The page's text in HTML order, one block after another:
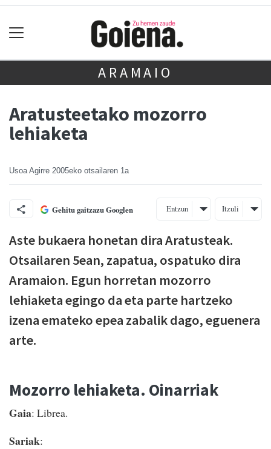
ARAMAIO
Aratusteetako mozorro
lehiaketa
Usoa Agirre 2005eko otsailaren 1a
Gehitu gaitzazu Googlen Entzun Itzuli
Aste bukaera honetan dira Aratusteak.
Otsailaren 5ean, zapatua, ospatuko dira
Aramaion. Egun horretan mozorro
lehiaketa egingo da eta parte hartzeko
izena emateko epea zabalik dago, eguenera
arte.
Mozorro lehiaketa. Oinarriak
Gaia: Librea.
Sariak: